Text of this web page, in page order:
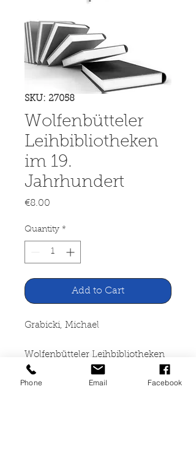
SKU: 27058
Wolfenbütteler
Leihbibliotheken
im 19.
Jahrhundert
€8.00
Quantity *
Add to Cart
Grabicki, Michael
Wolfenbütteler Leihbibliotheken
im 19. Jahrhundert
Phone Email Facebook